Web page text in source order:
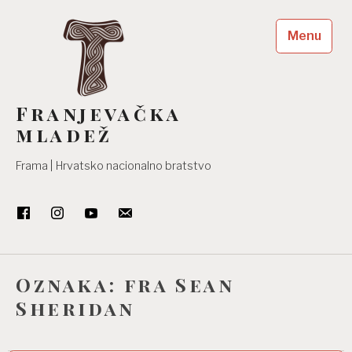
Franjevačka
mladež
Frama | Hrvatsko nacionalno bratstvo
Menu
Oznaka: fra Sean
Sheridan